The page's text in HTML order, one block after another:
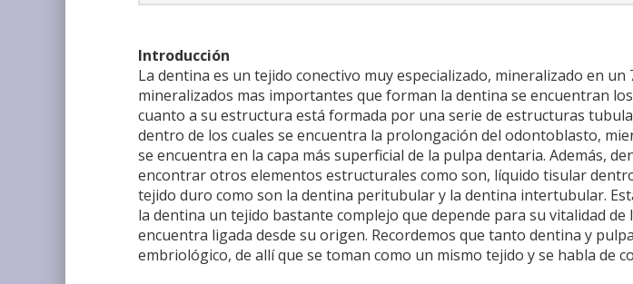
Introducción
La dentina es un tejido conectivo muy especializado, mineralizado en un
mineralizados mas importantes que forman la dentina se encuentran
cuanto a su estructura está formada por una serie de estructuras
dentro de los cuales se encuentra la prolongación del odontoblasto,
se encuentra en la capa más superficial de la pulpa dentaria. Además,
encontrar otros elementos estructurales como son, líquido tisular
tejido duro como son la dentina peritubular y la dentina intertubular.
la dentina un tejido bastante complejo que depende para su vitalidad
encuentra ligada desde su origen. Recordemos que tanto dentina y
embriológico, de allí que se toman como un mismo tejido y se habla de